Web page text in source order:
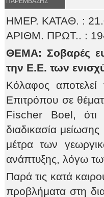
ΗΜΕΡ. ΚΑΤΑΘ. :
ΑΡΙΘΜ. ΠΡΩΤ.. :
ΘΕΜΑ: Σοβαρές
την Ε.Ε. των
Κόλαφος
Επιτρόπου σε
Fischer Boel, ότι
διαδικασία
μέτρα των
ανάπτυξης, λόγω
Παρά τις κατά
προβλήματα στη